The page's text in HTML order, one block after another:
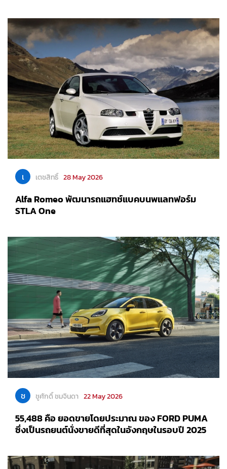
เ เตชสิทธิ์ 28 May 2026
Alfa Romeo พัฒนารถแฮทช์แบคบนพแลทฟอร์ม
STLA One
ช ชูศักดิ์ ชมจินดา 22 May 2026
55,488 คือ ยอดขายโดยประมาณ ของ FORD PUMA
ซึ่งเป็นรถยนต์นั่งขายดีที่สุดในอังกฤษในรอบปี 2025